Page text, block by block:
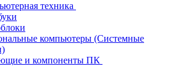
техника
компьютеры (Системные
и компоненты ПК